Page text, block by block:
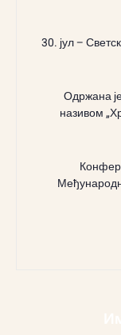
30. јул –
Одржана
називом